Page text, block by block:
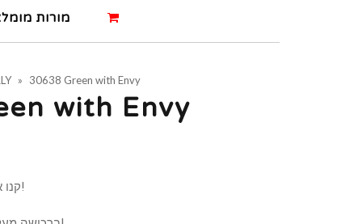
מורות
» 30638 Green with Envy
with Envy
קנו את המוצר ותרוויחו 4 נקודות!